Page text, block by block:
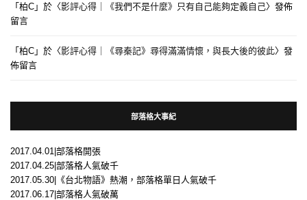
「 柏C 」於〈影評心得｜《我們不是什麼》只有自己能夠定義自己〉發佈
留言
「 柏C 」於〈影評心得｜《尋秦記》尋得滿滿情懷，與長大後的彼此〉發
佈留言
部落格大事紀
2017.04.01|部落格開張
2017.04.25|部落格人氣破千
2017.05.30|《台北物語》熱潮，部落格單日人氣破千
2017.06.17|部落格人氣破萬